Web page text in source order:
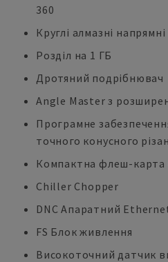
360
Круглі алмазні
Розділ на 1 ГБ
Дротяний подрібнювач
Angle Master з
Програмне
точного конусного
Компактна флеш-карта
Chiller Chopper
DNC Апаратний
FS Блок живлення
Високоточний датчик